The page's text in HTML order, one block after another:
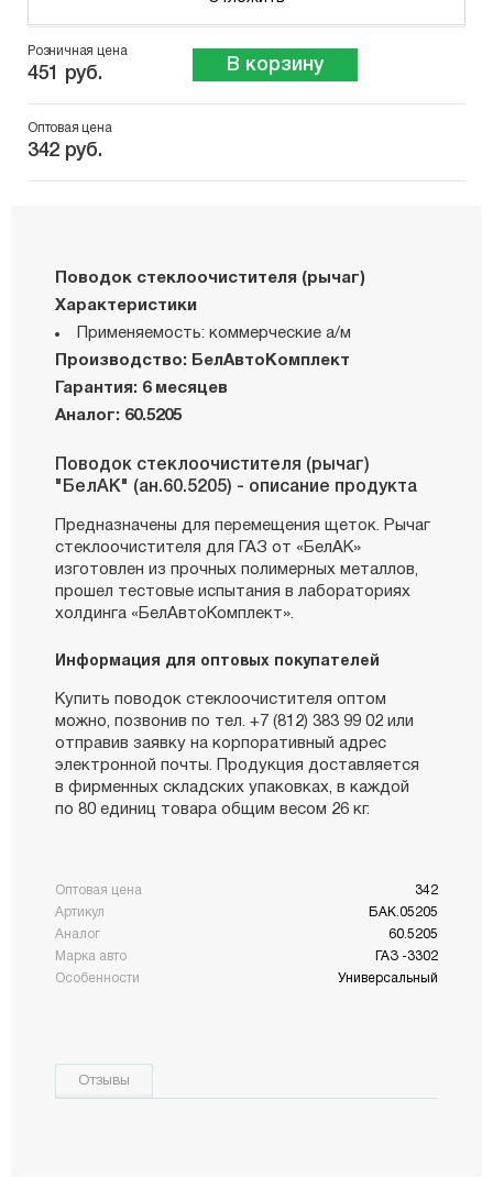
Розничная цена
451 руб. В корзину
Оптовая цена
342 руб.
Поводок стеклоочистителя (рычаг)
Характеристики
Применяемость: коммерческие а/м
Производство: БелАвтоКомплект
Гарантия: 6 месяцев
Аналог: 60.5205
Поводок стеклоочистителя (рычаг)
"БелАК" (ан.60.5205) - описание продукта
Предназначены для перемещения щеток. Рычаг
стеклоочистителя для ГАЗ от «БелАК»
изготовлен из прочных полимерных металлов,
прошел тестовые испытания в лабораториях
холдинга «БелАвтоКомплект».
Информация для оптовых покупателей
Купить поводок стеклоочистителя оптом
можно, позвонив по тел. +7 (812) 383 99 02 или
отправив заявку на корпоративный адрес
электронной почты. Продукция доставляется
в фирменных складских упаковках, в каждой
по 80 единиц товара общим весом 26 кг.
Оптовая цена
342
Артикул
БАК.05205
Аналог
60.5205
Марка авто
ГАЗ -3302
Особенности
Универсальный
Отзывы